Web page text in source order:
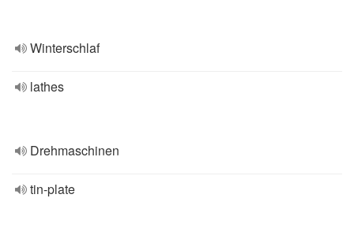
Winterschlaf
lathes
Drehmaschinen
tin-plate